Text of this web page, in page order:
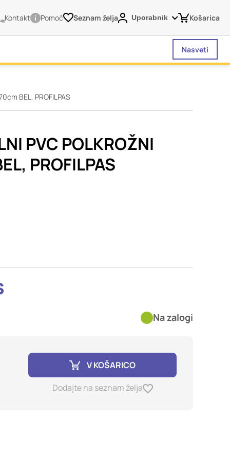
Kontakt Pomoč Seznam želja Uporabnik Košarica
Nasveti
BEL, PROFILPAS
PVC POLKROŽNI
PROFILPAS
Na zalogi
V KOŠARICO
Dodajte na seznam želja
brskalnika,
ne
uporabniško
si ogledate več
na vašo uporabo
Običajno
nastavitev
te piškotke ali
delovanja
in
so združeni in
mesto.
lahko uporabljajo za